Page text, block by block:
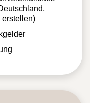
erstellen)